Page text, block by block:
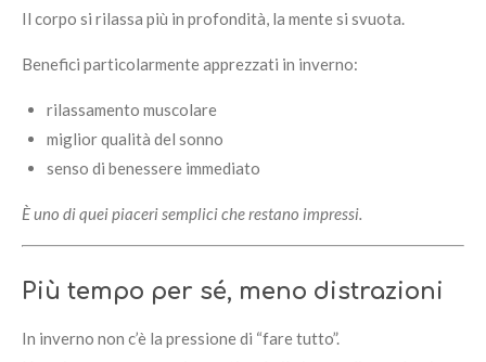
Il corpo si rilassa più in profondità, la mente si svuota.
Benefici particolarmente apprezzati in inverno:
rilassamento muscolare
miglior qualità del sonno
senso di benessere immediato
È uno di quei piaceri semplici che restano impressi.
Più tempo per sé, meno distrazioni
In inverno non c’è la pressione di “fare tutto”.